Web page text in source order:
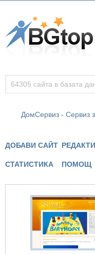
ДомСервиз - Сервиз
ДОБАВИ САЙТ
СТАТИСТИКА ПОМОЩ